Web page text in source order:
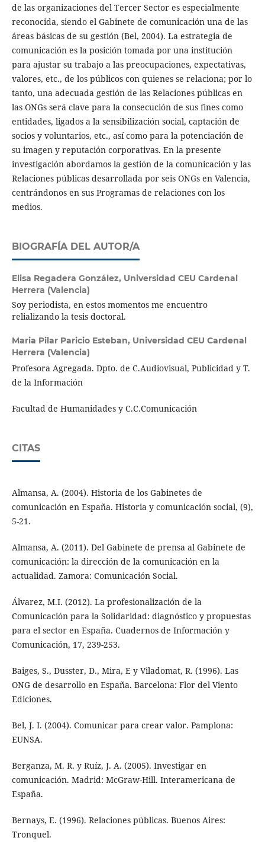
de las organizaciones del Tercer Sector es especialmente
reconocida, siendo el Gabinete de comunicación una de las
áreas básicas de su gestión (Bel, 2004). La estrategia de
comunicación es la posición tomada por una institución
para ajustar su trabajo a las preocupaciones, expectativas,
valores, etc., de los públicos con quienes se relaciona; por lo
tanto, una adecuada gestión de las Relaciones públicas en
las ONGs será clave para la consecución de sus fines como
entidades, ligados a la sensibilización social, captación de
socios y voluntarios, etc., así como para la potenciación de
su imagen y reputación corporativas. En la presente
investigación abordamos la gestión de la comunicación y las
Relaciones públicas desarrollada por seis ONGs en Valencia,
centrándonos en sus Programas de relaciones con los
medios.
BIOGRAFÍA DEL AUTOR/A
Elisa Regadera González, Universidad CEU Cardenal
Herrera (Valencia)
Soy periodista, en estos momentos me encuentro
relializando la tesis doctoral.
Maria Pilar Paricio Esteban, Universidad CEU Cardenal
Herrera (Valencia)
Profesora Agregada. Dpto. de C.Audiovisual, Publicidad y T.
de la Información
Facultad de Humanidades y C.C.Comunicación
CITAS
Almansa, A. (2004). Historia de los Gabinetes de
comunicación en España. Historia y comunicación social, (9),
5-21.
Almansa, A. (2011). Del Gabinete de prensa al Gabinete de
comunicación: la dirección de la comunicación en la
actualidad. Zamora: Comunicación Social.
Álvarez, M.I. (2012). La profesionalización de la
Comunicación para la Solidaridad: diagnóstico y propuestas
para el sector en España. Cuadernos de Información y
Comunicación, 17, 239-253.
Baiges, S., Dusster, D., Mira, E y Viladomat, R. (1996). Las
ONG de desarrollo en España. Barcelona: Flor del Viento
Ediciones.
Bel, J. I. (2004). Comunicar para crear valor. Pamplona:
EUNSA.
Berganza, M. R. y Ruíz, J. A. (2005). Investigar en
comunicación. Madrid: McGraw-Hill. Interamericana de
España.
Bernays, E. (1996). Relaciones públicas. Buenos Aires:
Tronquel.